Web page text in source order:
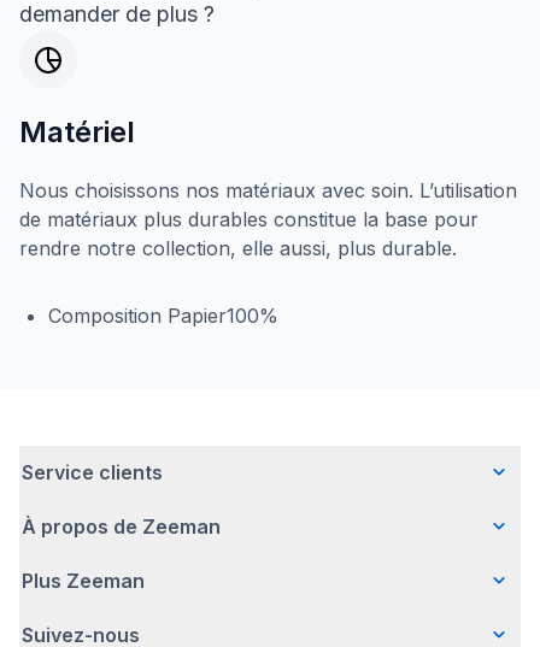
demander de plus ?
Matériel
Nous choisissons nos matériaux avec soin. L’utilisation
de matériaux plus durables constitue la base pour
rendre notre collection, elle aussi, plus durable.
Composition Papier100%
Service clients
Questions fréquentes
Livraison
À propos de Zeeman
Qui sommes-nous ?
Plus Zeeman
Communiqué de presse
Suivez-nous